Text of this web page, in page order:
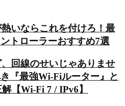
熱いならこれを付けろ！最
トローラーおすすめ7選
、回線のせいじゃありませ
『最強Wi-Fiルーター』と
【Wi-Fi 7 / IPv6】